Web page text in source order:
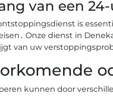
van een
is
Onze dienst in
van uw
kunnen door